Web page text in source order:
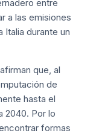
entre
a las emisiones
Italia durante un
que, al
de
hasta el
2040. Por lo
formas